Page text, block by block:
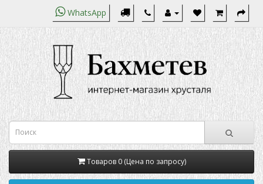
WhatsApp
Товаров 0 (Цена по запросу)